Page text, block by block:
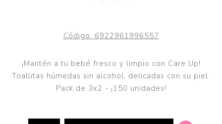
Código: 6922961996557
¡Mantén a tu bebé fresco y limpio con Care Up!
Toallitas húmedas sin alcohol, delicadas con su piel.
Pack de 3x2 - ¡150 unidades!